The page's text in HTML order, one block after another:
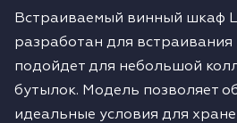
Встраиваемый винный шкаф
разработан для встраивания
подойдет для небольшой
бутылок. Модель позволяет
идеальные условия для